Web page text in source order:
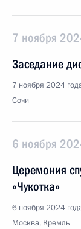
7 ноября
Заседание
7 ноября 2024
Сочи
6 ноября
Церемония
«Чукотка»
6 ноября 2024
Москва, Кремль